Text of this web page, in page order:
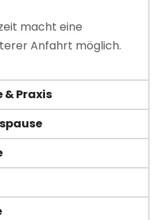
macht eine
Anfahrt möglich.
& Praxis